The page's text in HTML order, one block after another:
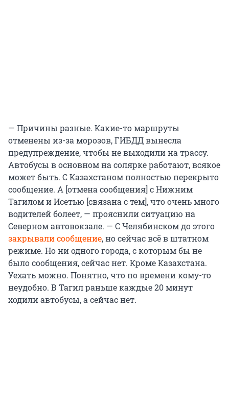
— Причины разные. Какие-то маршруты
отменены из-за морозов, ГИБДД вынесла
предупреждение, чтобы не выходили на трассу.
Автобусы в основном на солярке работают, всякое
может быть. С Казахстаном полностью перекрыто
сообщение. А [отмена сообщения] с Нижним
Тагилом и Исетью [связана с тем], что очень много
водителей болеет, — прояснили ситуацию на
Северном автовокзале. — С Челябинском до этого
закрывали сообщение, но сейчас всё в штатном
режиме. Но ни одного города, с которым бы не
было сообщения, сейчас нет. Кроме Казахстана.
Уехать можно. Понятно, что по времени кому-то
неудобно. В Тагил раньше каждые 20 минут
ходили автобусы, а сейчас нет.